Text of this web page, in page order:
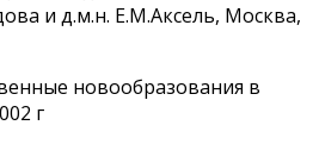
и д.м.н. Е.М.Аксель, Москва,
новообразования в
г